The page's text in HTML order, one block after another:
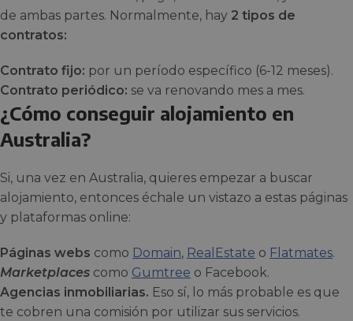
de ambas partes. Normalmente, hay 2 tipos de
contratos:
Contrato fijo: por un período específico (6-12 meses).
Contrato periódico: se va renovando mes a mes.
¿Cómo conseguir alojamiento en
Australia?
Si, una vez en Australia, quieres empezar a buscar
alojamiento, entonces échale un vistazo a estas páginas
y plataformas online:
Páginas webs como Domain, RealEstate o Flatmates.
Marketplaces como Gumtree o Facebook.
Agencias inmobiliarias. Eso sí, lo más probable es que
te cobren una comisión por utilizar sus servicios.